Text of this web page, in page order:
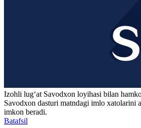
Izohli lugʻat Savodxon loyihasi bilan
Savodxon dasturi matndagi imlo xatolarini
imkon beradi.
Batafsil